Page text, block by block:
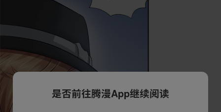
是否前往腾漫App继续阅读